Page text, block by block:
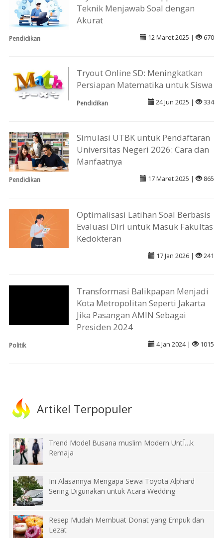
Teknik Menjawab Soal dengan
Akurat
Pendidikan 12 Maret 2025 | 670
Tryout Online SD: Meningkatkan
Persiapan Matematika untuk Siswa
Pendidikan 24 Jun 2025 | 334
Simulasi UTBK untuk Pendaftaran
Universitas Negeri 2026: Cara dan
Manfaatnya
Pendidikan 17 Maret 2025 | 865
Optimalisasi Latihan Soal Berbasis
Evaluasi Diri untuk Masuk Fakultas
Kedokteran
17 Jan 2026 | 241
Transformasi Balikpapan Menjadi
Kota Metropolitan Seperti Jakarta
Jika Pasangan AMIN Sebagai
Presiden 2024
Politik 4 Jan 2024 | 1015
Artikel Terpopuler
Trend Model Busana muslim Modern UntÏ…k
Remaja
Ini Alasannya Mengapa Sewa Toyota Alphard
Sering Digunakan untuk Acara Wedding
Resep Mudah Membuat Donat yang Empuk dan
Lezat